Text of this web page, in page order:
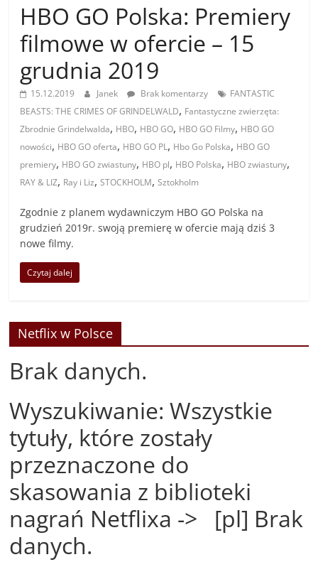
HBO GO Polska: Premiery
filmowe w ofercie – 15
grudnia 2019
15.12.2019 Janek Brak komentarzy
FANTASTIC
BEASTS: THE CRIMES OF GRINDELWALD, Fantastyczne zwierzęta:
Zbrodnie Grindelwalda, HBO, HBO GO, HBO GO Filmy, HBO GO
nowości, HBO GO oferta, HBO GO PL, Hbo Go Polska, HBO GO
premiery, HBO GO zwiastuny, HBO pl, HBO Polska, HBO zwiastuny,
RAY & LIZ, Ray i Liz,STOCKHOLM,Sztokholm
Zgodnie z planem wydawniczym HBO GO Polska na
grudzień 2019r. swoją premierę w ofercie mają dziś 3
nowe filmy.
Czytaj dalej
Netflix w Polsce
Brak danych.
Wyszukiwanie: Wszystkie
tytuły, które zostały
przeznaczone do
skasowania z biblioteki
nagrań Netflixa -> [pl] Brak
danych.